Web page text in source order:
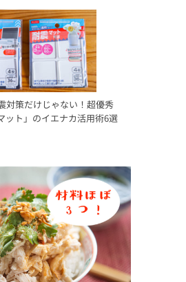
対策だけじゃない！超優秀
ット」のイエナカ活用術6選